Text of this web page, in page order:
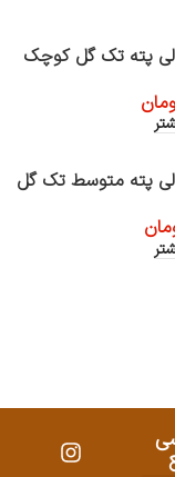
پته تک گل کوچک
پته متوسط تک گل